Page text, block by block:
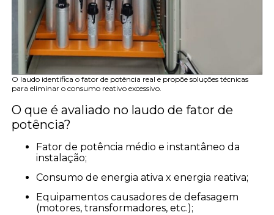
O laudo identifica o fator de potência real e propõe soluções técnicas
para eliminar o consumo reativo excessivo.
O que é avaliado no laudo de fator de
potência?
Fator de potência médio e instantâneo da
instalação;
Consumo de energia ativa x energia reativa;
Equipamentos causadores de defasagem
(motores, transformadores, etc.);